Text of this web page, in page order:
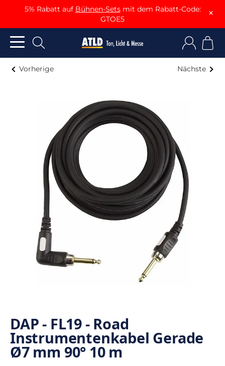
5% Rabatt auf Bühnen-Setsmit dem Rabatt-Code:
GTOE5
×
Vorherige Nächste
DAP - FL19 - Road
Instrumentenkabel Gerade
Ø7 mm 90° 10 m